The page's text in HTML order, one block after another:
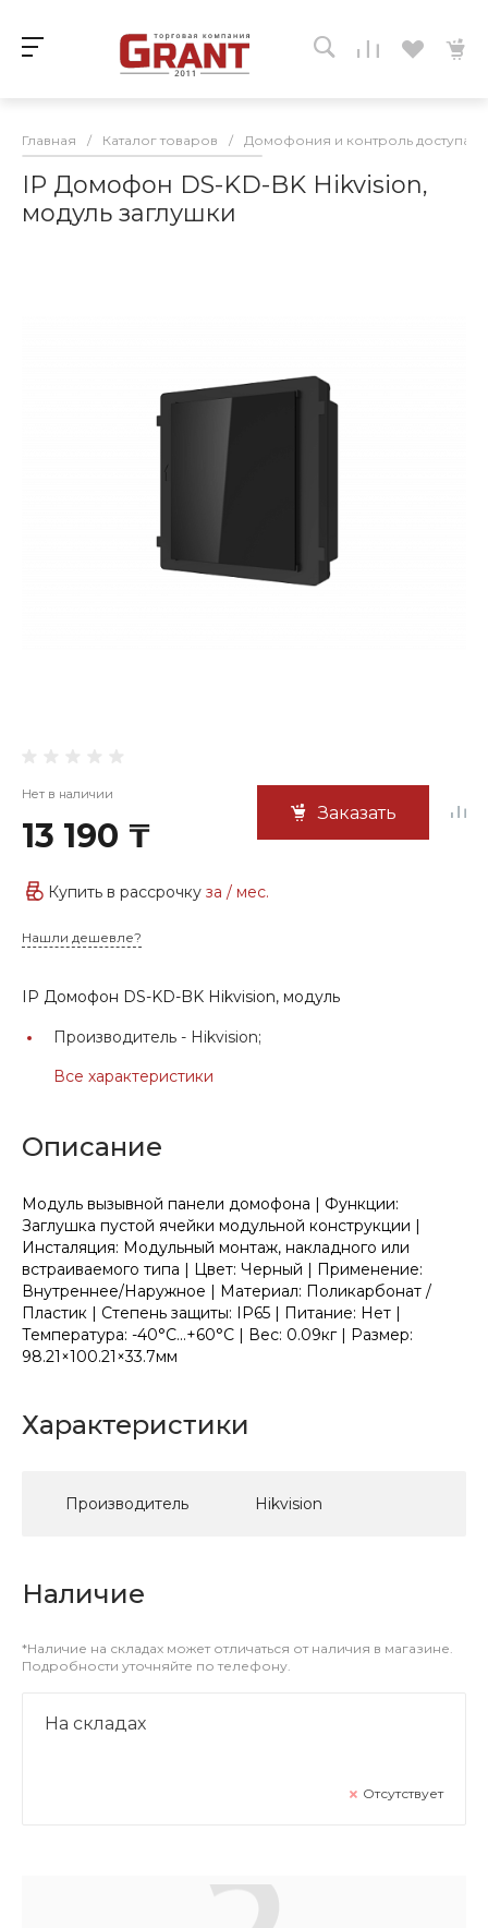
Главная / Каталог товаров / Домофония и контроль доступа
IP Домофон DS-KD-BK Hikvision,
модуль заглушки
Нет в наличии
13 190 ₸
Заказать
Купить в рассрочку за / мес.
Нашли дешевле?
IP Домофон DS-KD-BK Hikvision, модуль
Производитель - Hikvision;
Все характеристики
Описание
Модуль вызывной панели домофона | Функции:
Заглушка пустой ячейки модульной конструкции |
Инсталяция: Модульный монтаж, накладного или
встраиваемого типа | Цвет: Черный | Применение:
Внутреннее/Наружное | Материал: Поликарбонат /
Пластик | Степень защиты: IP65 | Питание: Нет |
Температура: -40°C...+60°C | Вес: 0.09кг | Размер:
98.21×100.21×33.7мм
Характеристики
Производитель Hikvision
Наличие
*Наличие на складах может отличаться от наличия в магазине.
Подробности уточняйте по телефону.
На складах
Отсутствует